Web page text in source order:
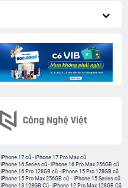
iPhone 17 cũ-iPhone 17 Pro Max cũ
iPhone 16 Series cũ- iPhone 16 Pro Max 256GB cũ
iPhone 16 Pro 128GB cũ-iPhone 15 Pro 128GB cũ
iPhone 15 Pro Max 256GB cũ- iPhone 15 Series cũ
iPhone 13 128GB Cũ-iPhone 12 Pro Max 128GB Cũ